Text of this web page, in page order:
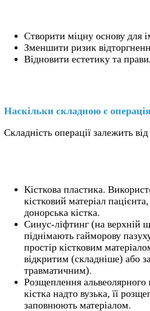
Створити міцну основу для
Зменшити ризик
Відновити естетику та
Наскільки складною є
Складність операції залежить
Кісткова пластика.
кістковий матеріал
донорська кістка.
Синус-ліфтинг (на верхній
піднімають гайморову
простір кістковим
відкритим (складніше) або
травматичним).
Розщеплення альвеолярного
кістка надто вузька, її
заповнюють матеріалом.